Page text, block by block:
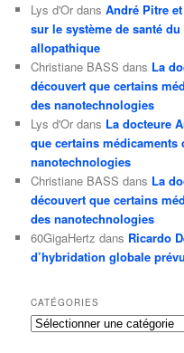
Lys d'Or dansAndré Pitre
sur le système de santé
allopathique
Christiane BASS dans La
découvert que certains
des nanotechnologies
Lys d'Or dans La docteure
que certains médicaments
nanotechnologies
Christiane BASS dans La
découvert que certains
des nanotechnologies
60GigaHertz dans Ricardo
d’hybridation globale
CATÉGORIES
Catégories